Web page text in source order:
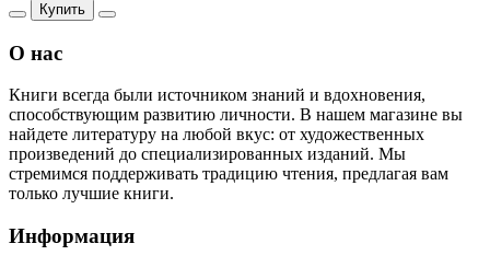
Купить
О нас
Книги всегда были источником знаний и вдохновения,
способствующим развитию личности. В нашем магазине вы
найдете литературу на любой вкус: от художественных
произведений до специализированных изданий. Мы
стремимся поддерживать традицию чтения, предлагая вам
только лучшие книги.
Информация